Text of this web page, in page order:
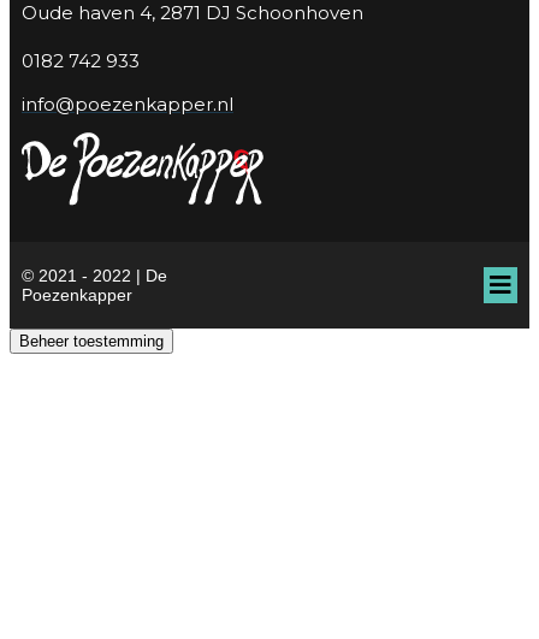
Oude haven 4, 2871 DJ Schoonhoven
0182 742 933
info@poezenkapper.nl
© 2021 - 2022 | De
Poezenkapper
Beheer toestemming